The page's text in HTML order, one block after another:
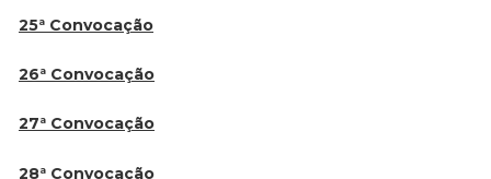
25ª Convocação
26ª Convocação
27ª Convocação
28ª Convocação